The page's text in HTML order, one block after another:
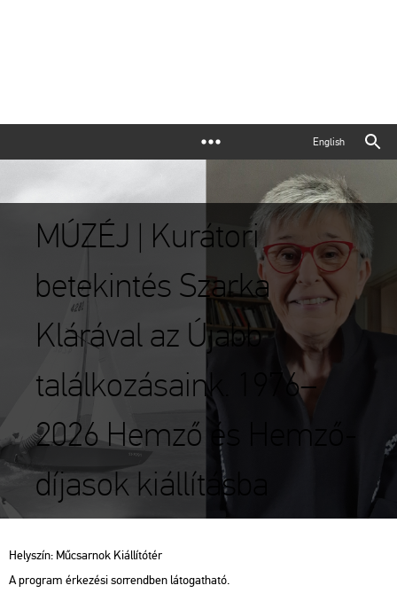
English
MÚZÉJ | Kurátori
betekintés Szarka
Klárával az Újabb
találkozásaink. 1976–
2026 Hemző és Hemző-
díjasok kiállításba
Hely­szín: Mű­csar­nok Ki­ál­lí­tó­tér
A prog­ram ér­ke­zé­si sor­rend­ben lá­to­gat­ha­tó.